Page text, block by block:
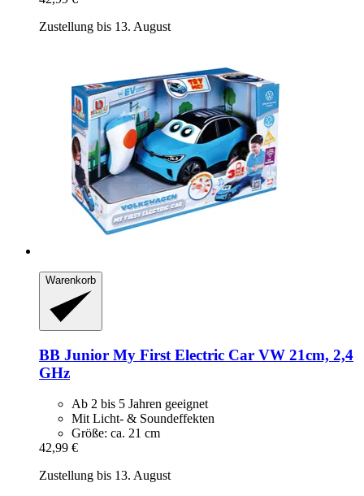
Zustellung bis 13. August
Warenkorb
BB Junior My First Electric Car VW 21cm, 2,4
GHz
Ab 2 bis 5 Jahren geeignet
Mit Licht- & Soundeffekten
Größe: ca. 21 cm
42,99 €
Zustellung bis 13. August